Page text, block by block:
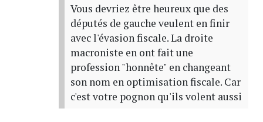
Vous devriez être heureux que des
députés de gauche veulent en finir
avec l'évasion fiscale. La droite
macroniste en ont fait une
profession "honnête" en changeant
son nom en optimisation fiscale. Car
c'est votre pognon qu'ils volent aussi